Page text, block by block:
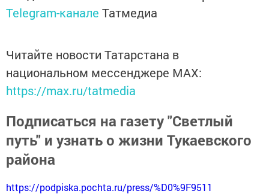
Telegram-канале Татмедиа
Читайте новости Татарстана в
национальном мессенджере MАХ:
https://max.ru/tatmedia
Подписаться на газету "Светлый
путь" и узнать о жизни Тукаевского
района
https://podpiska.pochta.ru/press/%D0%9F9511